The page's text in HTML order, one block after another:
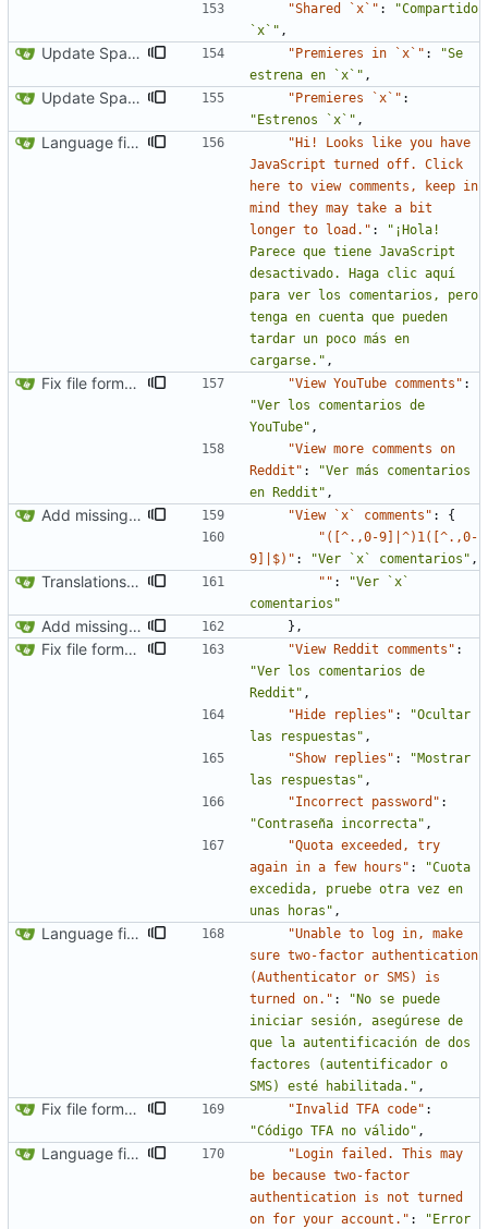
"Shared `x`" :
"Compartido
`x`" ,
Update Spanish translation "Premieres in `x`" :
"Se
estrena en `x`" ,
Update Spanish translation "Premieres `x`" :
"Estrenos `x`" ,
Language fixes ( #366 )
"Hi! Looks like you have
JavaScript turned off. Click
here to view comments, keep in
mind they may take a bit
longer to load." :
"¡Hola!
Parece que tiene JavaScript
desactivado. Haga clic aquí
para ver los comentarios, pero
tenga en cuenta que pueden
tardar un poco más en
cargarse." ,
Fix file formatting for locales "View YouTube comments" :
"Ver los comentarios de
YouTube" ,
"View more comments on
Reddit" :
"Ver más comentarios
en Reddit" ,
Add missing fields to locales (part 6) "View `x` comments" :
{
"([^.,0-9]|^)1([^.,0-
9]|$)" : "Ver `x` comentarios" ,
Translations update from Weblate ( #2251)
"" :
"Ver `x`
comentarios"
Add missing fields to locales (part 6) } ,
Fix file formatting for locales "View Reddit comments" :
"Ver los comentarios de
Reddit" ,
"Hide replies" :
"Ocultar
las respuestas" ,
"Show replies" :
"Mostrar
las respuestas" ,
"Incorrect password" :
"Contraseña incorrecta" ,
"Quota exceeded, try
again in a few hours" :
"Cuota
excedida, pruebe otra vez en
unas horas" ,
Language fixes ( #366 )
"Unable to log in, make
sure two-factor authentication
(Authenticator or SMS) is
turned on." :
"No se puede
iniciar sesión, asegúrese de
que la autentificación de dos
factores (autentificador o
SMS) esté habilitada." ,
Fix file formatting for locales "Invalid TFA code" :
"Código TFA no válido" ,
Language fixes ( #366 )
"Login failed. This may
be because two-factor
authentication is not turned
on for your account." :
"Error